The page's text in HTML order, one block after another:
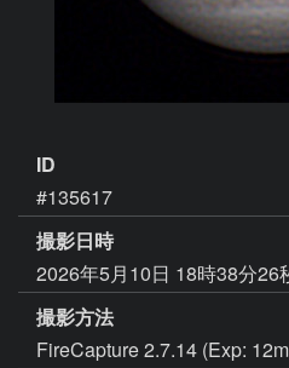
ID
#135617
撮影日時
2026年5月10日 18時38分26
撮影方法
FireCapture 2.7.14 (Exp: